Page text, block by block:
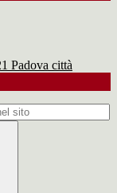
Padova città